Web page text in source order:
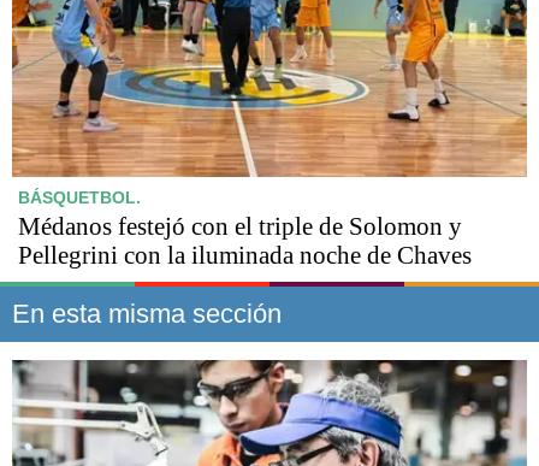
BÁSQUETBOL.
Médanos festejó con el triple de Solomon y
Pellegrini con la iluminada noche de Chaves
En esta misma sección